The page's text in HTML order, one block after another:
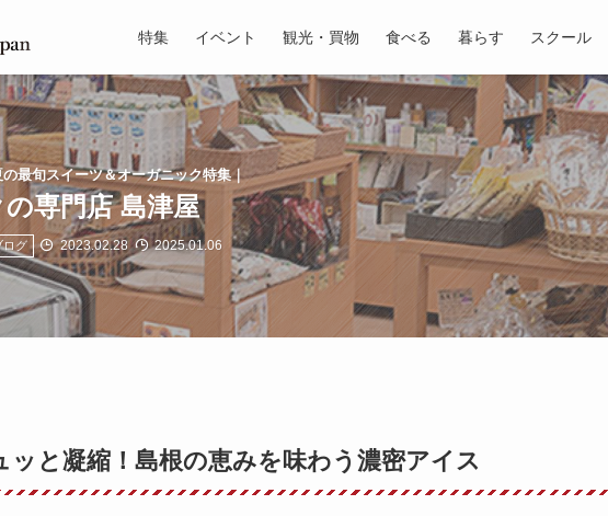
特集 イベント 観光・買物 食べる 暮らす スクール
最旬スイーツ＆オーガニック特集｜
専門店 島津屋
ログ 2023.02.28 2025.01.06
ッと凝縮！島根の恵みを味わう濃密アイス